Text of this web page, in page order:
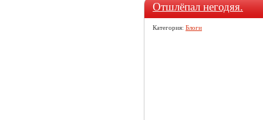
Отшлёпал негодяя.
Категория: Блоги